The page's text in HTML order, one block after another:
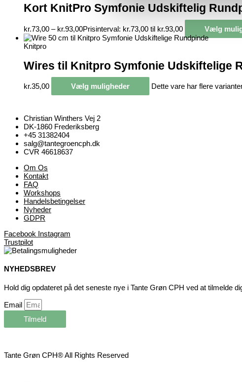
Kort KnitPro Symfonie Udskiftelig
kr.73,00 – kr.93,00Prisinterval: kr.73,00 til kr.93,00 Vælg
Knitpro
Wires til Knitpro Symfonie Udskiftelige
kr.35,00 Vælg muligheder Dette vare har flere
Christian Winthers Vej 2
DK-1860 Frederiksberg
+45 31382404
salg@tantegroencph.dk
CVR 46618637
Om Os
Kontakt
FAQ
Workshops
Handelsbetingelser
Nyheder
GDPR
Facebook Instagram
Trustpilot
NYHEDSBREV
Hold dig opdateret på det seneste nye i Tante Grøn CPH ved at tilmelde
Email
Tilmeld
Tante Grøn CPH® All Rights Reserved